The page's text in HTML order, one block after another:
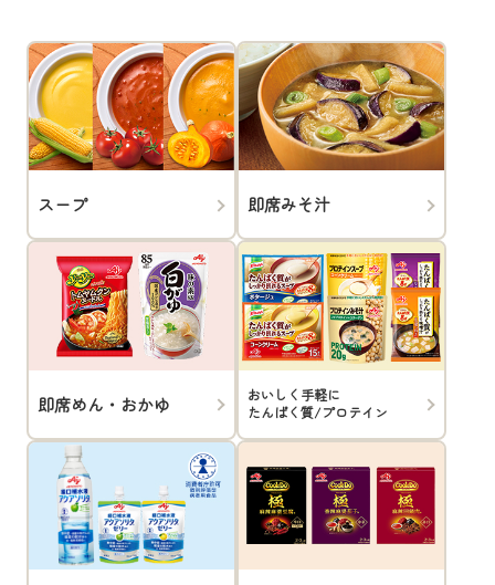
スープ 即席みそ汁
即席めん・おかゆ
おいしく手軽に
たんぱく質/プロテイン